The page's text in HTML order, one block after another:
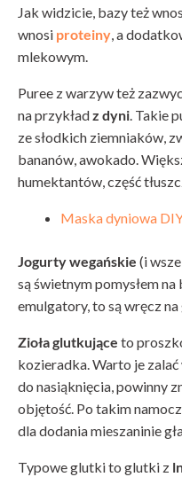
Jak widzicie, bazy też
wnosi proteiny, a
mlekowym.
Puree z warzyw też
na przykładz dyni. Takie
ze słodkich ziemniaków,
bananów, awokado.
humektantów, część
Maska dyniowa
Jogurty wegańskie (i
są świetnym pomysłem
emulgatory, to są wręcz
Zioła glutkujące to
kozieradka. Warto je
do nasiąknięcia, powinny
objętość. Po takim
dla dodania mieszaninie
Typowe glutki to glutki z